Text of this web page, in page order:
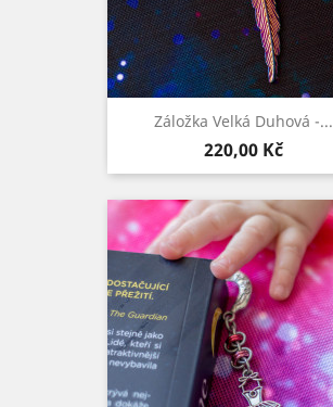
Záložka Velká Duhová -...
Cena
220,00 Kč